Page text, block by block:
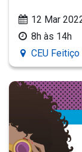
12 Mar
8h às 14h
CEU